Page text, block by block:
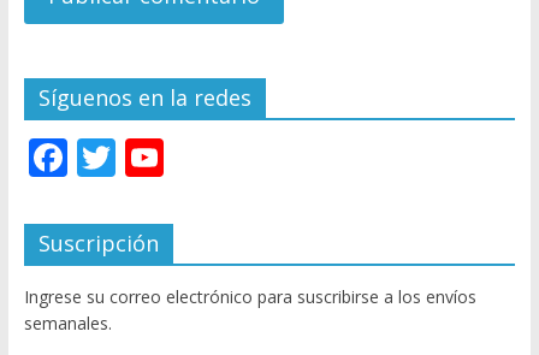
Síguenos en la redes
F
e
b
o
T
itt
er
Y
u
T
u
Suscripción
Ingrese su correo electrónico para suscribirse a los envíos
semanales.